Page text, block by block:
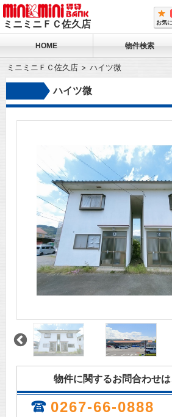
ミニミニＦＣ佐久店 お気
HOME 物件検索
ミニミニＦＣ佐久店 ハイツ微
ハイツ微
物件に関するお問合わせ
0267-66-0888